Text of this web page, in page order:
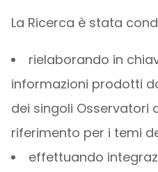
La Ricerca è stata
rielaborando in
informazioni prodotti
dei singoli Osservatori
riferimento per i temi
effettuando